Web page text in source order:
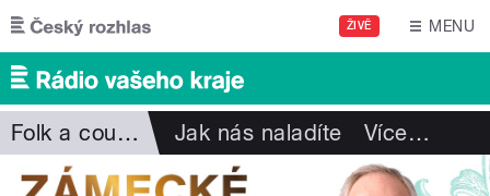
Přejít k hlavnímu obsahu
ŽIVĚ MENU
Folk a country Jak nás naladíte Více…